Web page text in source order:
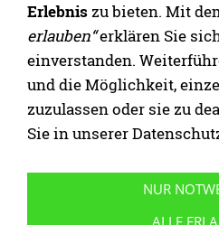
Erlebnis zu bieten. Mit
erlauben“erklären Sie
einverstanden.
und die Möglichkeit,
zuzulassen oder sie zu
Sie in unserer
NUR
ALLE